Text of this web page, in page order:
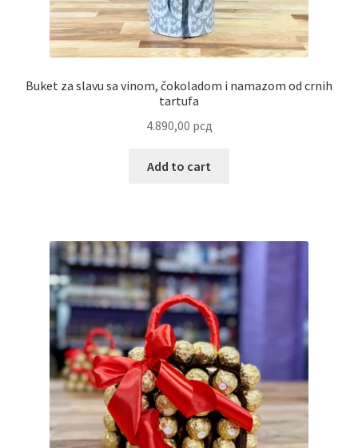
Partners
Poklon aranžmani
Privacy Policy
Prodavnica
Product page
Reset password
Sample Page
Buket za slavu sa vinom, čokoladom i namazom od crnih
tartufa
4.890,00 рсд
Add to cart